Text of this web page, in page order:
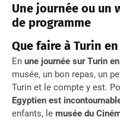
Une journée ou un
de programme
Que faire à Turin
En une journée sur Turin
musée, un bon repas, un
Turin et le compte y est.
Egyptien est
enfants, le musée du